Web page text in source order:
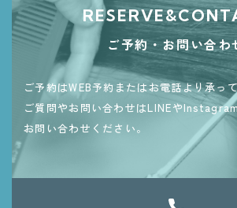
ご予約・お問い合わ
ご予約はWEB予約またはお電話より承っ
ご質問やお問い合わせはLINEや
お問い合わせください。